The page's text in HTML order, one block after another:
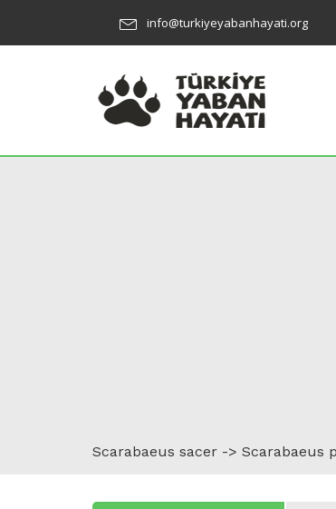
info@turkiyeyabanhayati.org
Scarabaeus sacer -> Scarabaeus